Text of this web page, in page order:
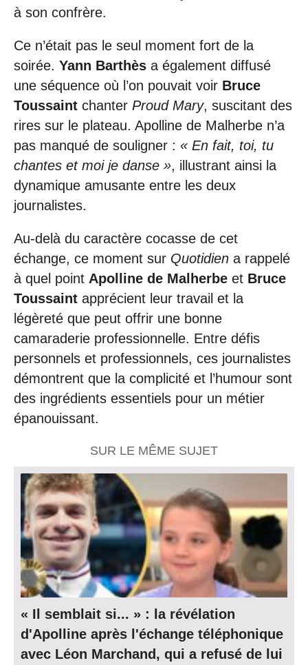
à son confrère.
Ce n’était pas le seul moment fort de la
soirée. Yann Barthès a également diffusé
une séquence où l’on pouvait voir Bruce
Toussaint chanter Proud Mary, suscitant des
rires sur le plateau. Apolline de Malherbe n’a
pas manqué de souligner : « En fait, toi, tu
chantes et moi je danse », illustrant ainsi la
dynamique amusante entre les deux
journalistes.
Au-delà du caractère cocasse de cet
échange, ce moment sur Quotidien a rappelé
à quel point Apolline de Malherbe et Bruce
Toussaint apprécient leur travail et la
légèreté que peut offrir une bonne
camaraderie professionnelle. Entre défis
personnels et professionnels, ces journalistes
démontrent que la complicité et l’humour sont
des ingrédients essentiels pour un métier
épanouissant.
SUR LE MÊME SUJET
« Il semblait si... » : la révélation
d'Apolline après l'échange téléphonique
avec Léon Marchand, qui a refusé de lui